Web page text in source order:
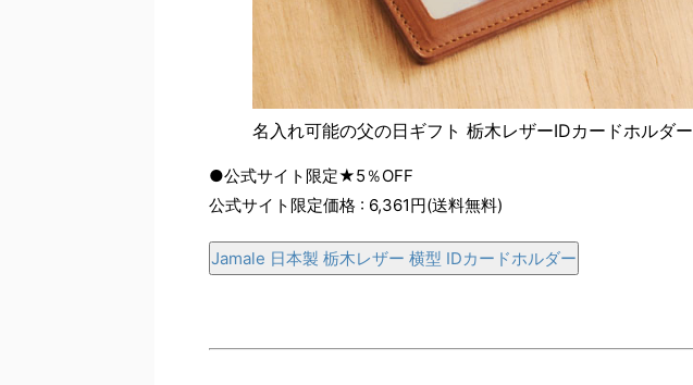
名入れ可能の父の日ギフト 栃木レザーIDカードホルダー
●公式サイト限定★5％OFF
公式サイト限定価格 : 6,361円(送料無料)
Jamale 日本製 栃木レザー 横型 IDカードホルダー